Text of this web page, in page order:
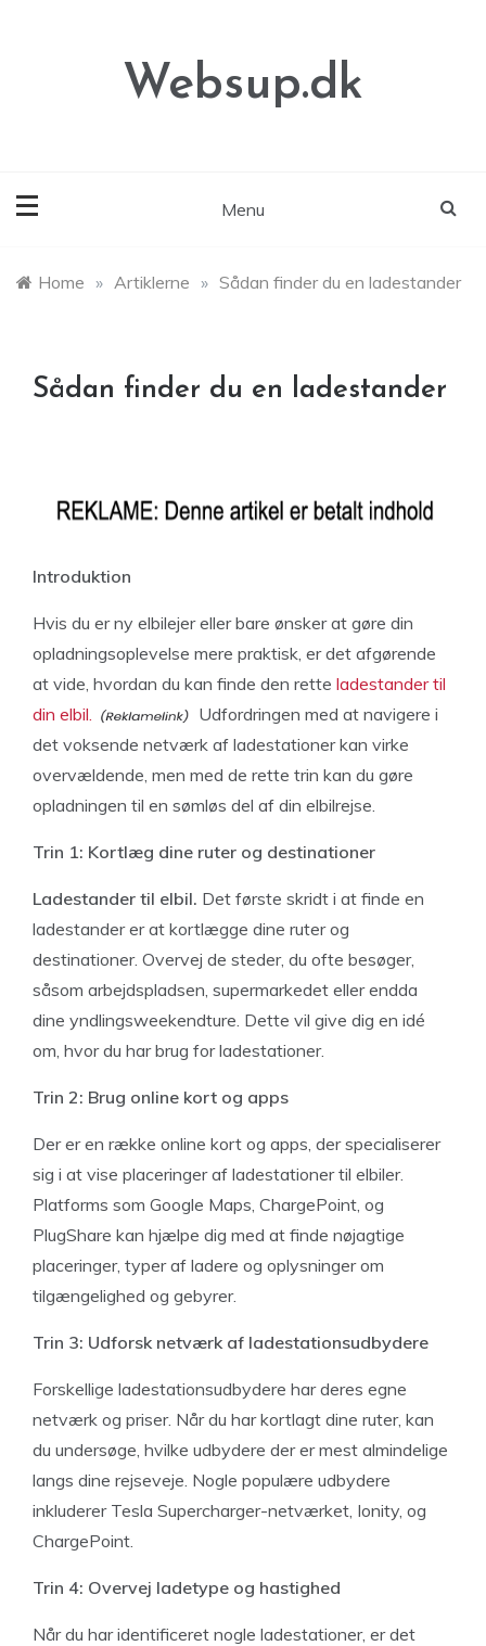
Websup.dk
Menu
Home » Artiklerne » Sådan finder du en ladestander
Sådan finder du en ladestander
Introduktion
Hvis du er ny elbilejer eller bare ønsker at gøre din
opladningsoplevelse mere praktisk, er det afgørende
at vide, hvordan du kan finde den rette ladestander til
din elbil.
Udfordringen med at navigere i
det voksende netværk af ladestationer kan virke
overvældende, men med de rette trin kan du gøre
opladningen til en sømløs del af din elbilrejse.
Trin 1: Kortlæg dine ruter og destinationer
Ladestander til elbil. Det første skridt i at finde en
ladestander er at kortlægge dine ruter og
destinationer. Overvej de steder, du ofte besøger,
såsom arbejdspladsen, supermarkedet eller endda
dine yndlingsweekendture. Dette vil give dig en idé
om, hvor du har brug for ladestationer.
Trin 2: Brug online kort og apps
Der er en række online kort og apps, der specialiserer
sig i at vise placeringer af ladestationer til elbiler.
Platforms som Google Maps, ChargePoint, og
PlugShare kan hjælpe dig med at finde nøjagtige
placeringer, typer af ladere og oplysninger om
tilgængelighed og gebyrer.
Trin 3: Udforsk netværk af ladestationsudbydere
Forskellige ladestationsudbydere har deres egne
netværk og priser. Når du har kortlagt dine ruter, kan
du undersøge, hvilke udbydere der er mest almindelige
langs dine rejseveje. Nogle populære udbydere
inkluderer Tesla Supercharger-netværket, Ionity, og
ChargePoint.
Trin 4: Overvej ladetype og hastighed
Når du har identificeret nogle ladestationer, er det